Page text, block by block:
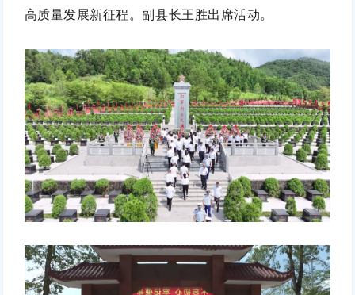
高质量发展新征程。副县长王胜出席活动。